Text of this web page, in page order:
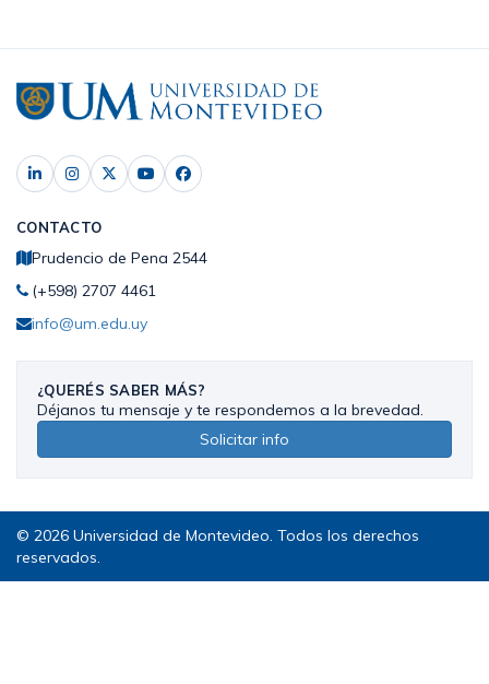
CONTACTO
Prudencio de Pena 2544
(+598) 2707 4461
info@um.edu.uy
¿QUERÉS SABER MÁS?
Déjanos tu mensaje y te respondemos a la brevedad.
Solicitar info
© 2026 Universidad de Montevideo. Todos los derechos
reservados.